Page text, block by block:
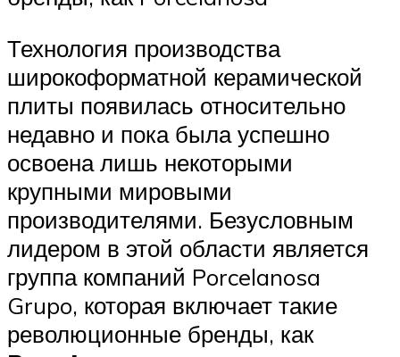
Технология производства
широкоформатной керамической
плиты появилась относительно
недавно и пока была успешно
освоена лишь некоторыми
крупными мировыми
производителями. Безусловным
лидером в этой области является
группа компаний Porcelanosa
Grupo, которая включает такие
революционные бренды, как